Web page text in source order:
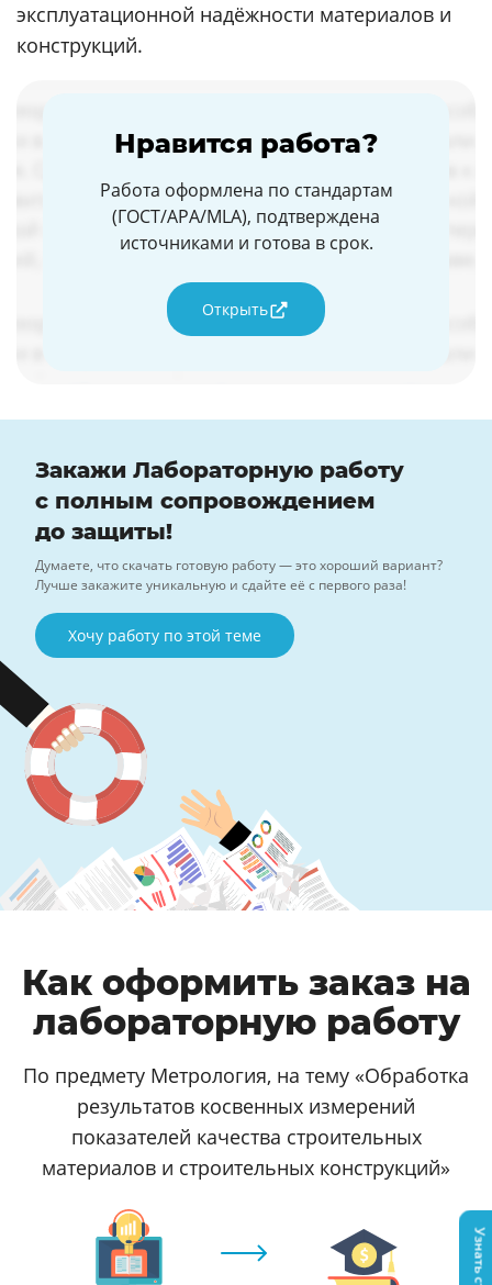
эксплуатационной надёжности материалов и
конструкций.
Нравится работа?
Работа оформлена по стандартам
(ГОСТ/APA/MLA), подтверждена
источниками и готова в срок.
Открыть
Закажи Лабораторную работу
с полным сопровождением
до защиты!
Думаете, что скачать готовую работу — это хороший вариант?
Лучше закажите уникальную и сдайте её с первого раза!
Хочу работу по этой теме
Как оформить заказ на
лабораторную работу
По предмету Метрология, на тему «Обработка
результатов косвенных измерений
показателей качества строительных
материалов и строительных конструкций»